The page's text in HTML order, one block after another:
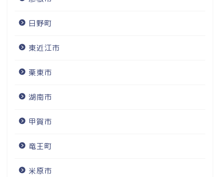
日野町
東近江市
栗東市
湖南市
甲賀市
竜王町
米原市